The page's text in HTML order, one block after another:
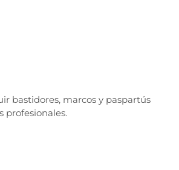
bastidores, marcos y paspartús
profesionales.